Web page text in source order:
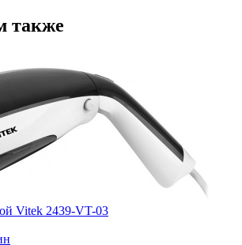
также
Vitek 2439-VT-03